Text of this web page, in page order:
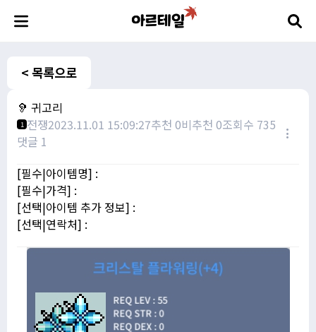
< 목록으로
🦻 귀고리
1 전쟁2023.11.01 15:09:27추천 0비추천 0조회수 735
댓글 1
[필수|아이템명] :
[필수|가격] :
[선택|아이템 추가 정보] :
[선택|연락처] :